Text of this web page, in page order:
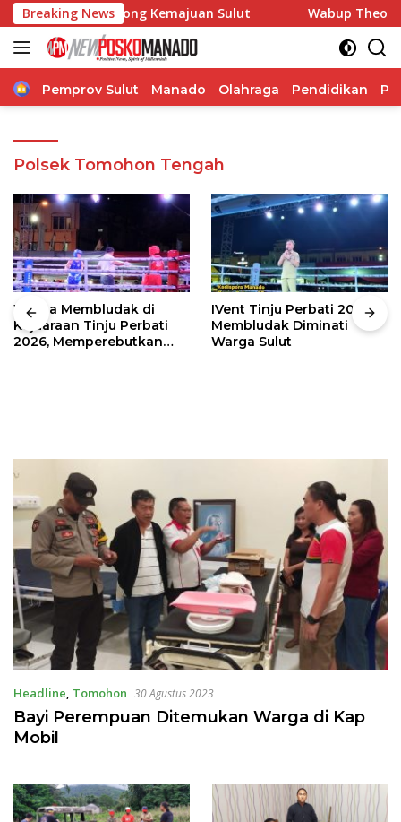
Langsung
ke
konten
Breaking News
Dorong Kemajuan Sulut Wabup Theodorus
Home
Pemprov Sulut Manado Olahraga Pendidikan
Polsek Tomohon Tengah
Warga Membludak di
Kejuaraan Tinju Perbati
2026, Memperebutkan
IVent Tinju Perbati 2026
Membludak Diminati
Warga Sulut
Headline, Tomohon 30 Agustus 2023
Bayi Perempuan Ditemukan Warga di Kap
Mobil